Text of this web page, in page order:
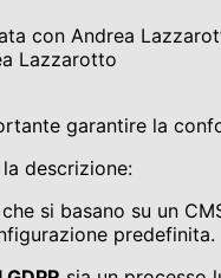
con Andrea
garantire la
descrizione:
si basano su un
predefinita.